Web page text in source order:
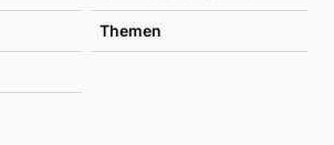
Themen